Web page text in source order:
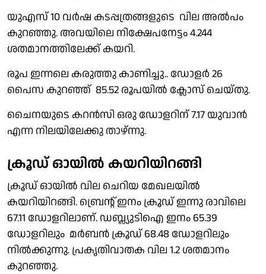
യുഎസ് 10 വർഷ കടപ്പത്രങ്ങളുടെ വില അൽപം
കുറഞ്ഞു. അവയിലെ നിക്ഷേപനേട്ടം 4.244
ശതമാനത്തിലേക്ക് കയറി.
രൂപ ഇന്നലെ കരുത്തു കാണിച്ചു.. ഡോളർ 26
പൈസ കുറഞ്ഞ് 85.52 രൂപയിൽ ക്ലോസ് ചെയ്തു.
ചൈനയുടെ കറൻസി ഒരു ഡോളറിന് 7.17 യുവാൻ
എന്ന നിലയിലേക്കു താഴ്ന്നു.
ക്രൂഡ് ഓയിൽ കയറിയിറങ്ങി
ക്രൂഡ് ഓയിൽ വില ചെറിയ മേഖലയിൽ
കയറിയിറങ്ങി. ബ്രെൻ്റ് ഇനം ക്രൂഡ് ഇന്നു രാവിലെ
67.11 ഡോളറിലാണ്. ഡബ്ല്യുടിഐ ഇനം 65.39
ഡോളറിലും മർബൻ ക്രൂഡ് 68.48 ഡോളറിലും
നിൽക്കുന്നു. പ്രകൃതിവാതക വില 1.2 ശതമാനം
കുറഞ്ഞു.